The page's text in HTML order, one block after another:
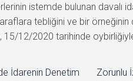
istemde bulunan davalı
taraflara tebliğini ve bir
15/12/2020 tarihinde
İdarenin Denetim
Zorunlu